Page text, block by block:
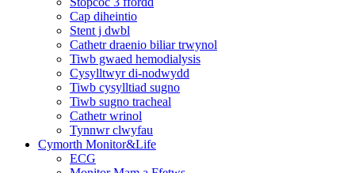
Cap diheintio
Stent j dwbl
Cathetr draenio biliar trwynol
Tiwb gwaed hemodialysis
Cysylltwyr di-nodwydd
Tiwb cysylltiad sugno
Tiwb sugno tracheal
Cathetr wrinol
Tynnwr clwyfau
Cymorth Monitor&Life
ECG